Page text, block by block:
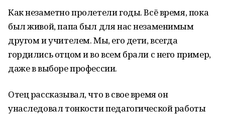
Как незаметно пролетели годы. Всё время, пока
был живой, папа был для нас незаменимым
другом и учителем. Мы, его дети, всегда
гордились отцом и во всем брали с него пример,
даже в выборе профессии.
Отец рассказывал, что в свое время он
унаследовал тонкости педагогической работы